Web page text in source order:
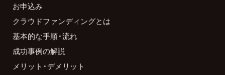
お申込み
クラウドファンディングとは
基本的な手順・流れ
成功事例の解説
メリット・デメリット